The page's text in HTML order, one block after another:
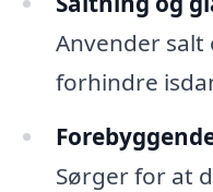
Anvender
forhindre
Sørger for at